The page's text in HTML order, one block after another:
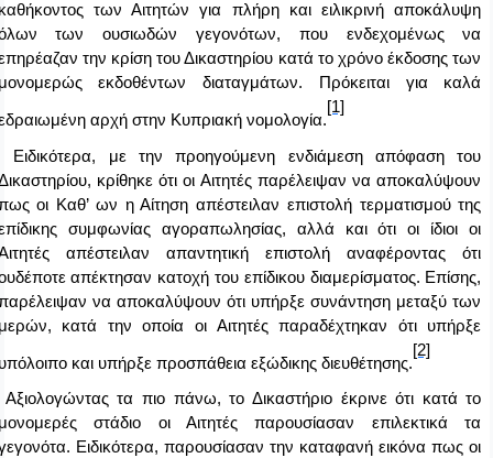
των Αιτητών για πλήρη και ειλικρινή αποκάλυψη
των ουσιωδών γεγονότων, που ενδεχομένως να
την κρίση του Δικαστηρίου κατά το χρόνο έκδοσης των
εκδοθέντων διαταγμάτων. Πρόκειται για καλά
αρχή στην Κυπριακή νομολογία.
[1]
Ειδικότερα, με την προηγούμενη ενδιάμεση απόφαση του
κρίθηκε ότι οι Αιτητές παρέλειψαν να αποκαλύψουν
οι Καθ’ ων η Αίτηση απέστειλαν επιστολή τερματισμού της
συμφωνίας αγοραπωλησίας, αλλά και ότι οι ίδιοι οι
απέστειλαν απαντητική επιστολή αναφέροντας ότι
απέκτησαν κατοχή του επίδικου διαμερίσματος. Επίσης,
να αποκαλύψουν ότι υπήρξε συνάντηση μεταξύ των
κατά την οποία οι Αιτητές παραδέχτηκαν ότι υπήρξε
και υπήρξε προσπάθεια εξώδικης διευθέτησης.
[2]
Αξιολογώντας τα πιο πάνω, το Δικαστήριο έκρινε ότι κατά το
στάδιο οι Αιτητές παρουσίασαν επιλεκτικά τα
Ειδικότερα, παρουσίασαν την καταφανή εικόνα πως οι